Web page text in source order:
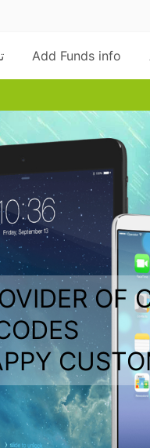
Add Funds info
OF